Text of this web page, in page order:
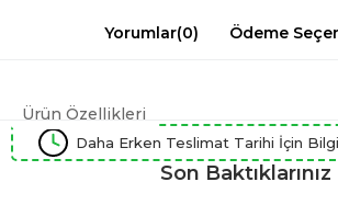
Yorumlar(0) Ödeme
Ürün Özellikleri
Daha Erken Teslimat Tarihi İçin Bilgi
Son Baktıklarınız